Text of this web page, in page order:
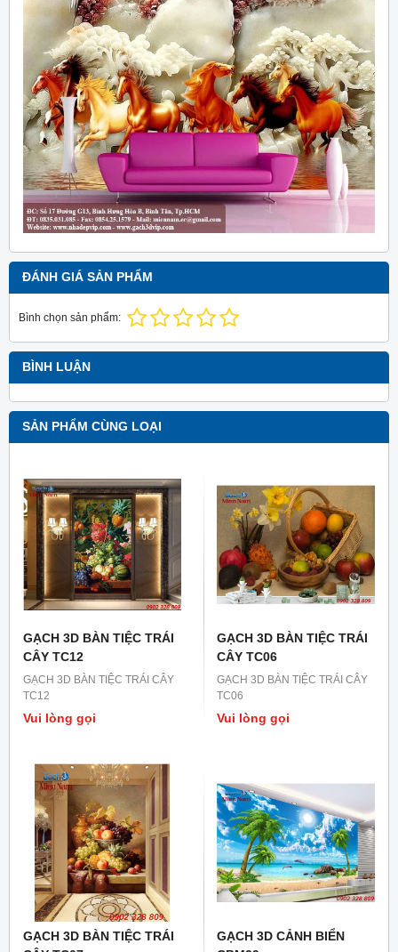
ĐÁNH GIÁ SẢN PHẨM
Bình chọn sản phẩm:
BÌNH LUẬN
SẢN PHẨM CÙNG LOẠI
GẠCH 3D BÀN TIỆC TRÁI
CÂY TC12
GẠCH 3D BÀN TIỆC TRÁI CÂY
TC12
Vui lòng gọi
GẠCH 3D BÀN TIỆC TRÁI
CÂY TC06
GẠCH 3D BÀN TIỆC TRÁI CÂY
TC06
Vui lòng gọi
GẠCH 3D BÀN TIỆC TRÁI
GẠCH 3D CẢNH BIỂN